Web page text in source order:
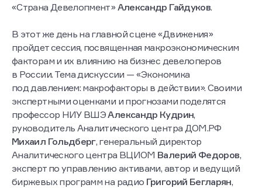
«Страна Девелопмент» Александр Гайдуков.
В этот же день на главной сцене «Движения»
пройдет сессия, посвященная макроэкономическим
факторам и их влиянию на бизнес девелоперов
в России. Тема дискуссии — «Экономика
под давлением: макрофакторы в действии». Своими
экспертными оценками и прогнозами поделятся
профессор НИУ ВШЭАлександр Кудрин,
руководитель Аналитического центра ДОМ.РФ
Михаил Гольдберг, генеральный директор
Аналитического центра ВЦИОМ Валерий Федоров,
эксперт по управлению активами, автор и ведущий
биржевых программ на радио Григорий Бегларян,